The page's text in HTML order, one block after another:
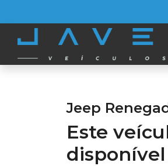
Jeep
Este